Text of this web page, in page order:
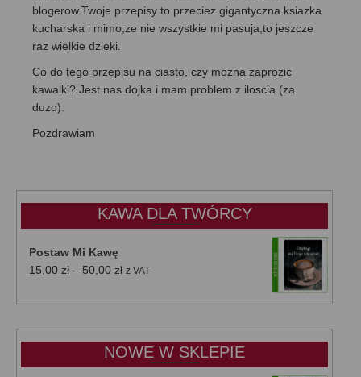
blogerow.Twoje przepisy to przeciez gigantyczna ksiazka
kucharska i mimo,ze nie wszystkie mi pasuja,to jeszcze
raz wielkie dzieki.
Co do tego przepisu na ciasto, czy mozna zaprozic
kawalki? Jest nas dojka i mam problem z iloscia (za
duzo).
Pozdrawiam
KAWA DLA TWÓRCY
Postaw Mi Kawę
15,00 zł – 50,00 złZakres
od
do
50,00 zł
z VAT
NOWE W SKLEPIE